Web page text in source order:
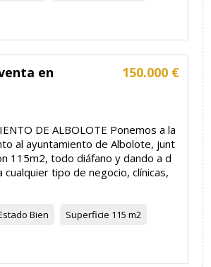
150.000 €
en
DE ALBOLOTE Ponemos a la
al ayuntamiento de Albolote, junt
115m2, todo diáfano y dando a d
tipo de negocio, clínicas,
Bien Superficie 115 m2